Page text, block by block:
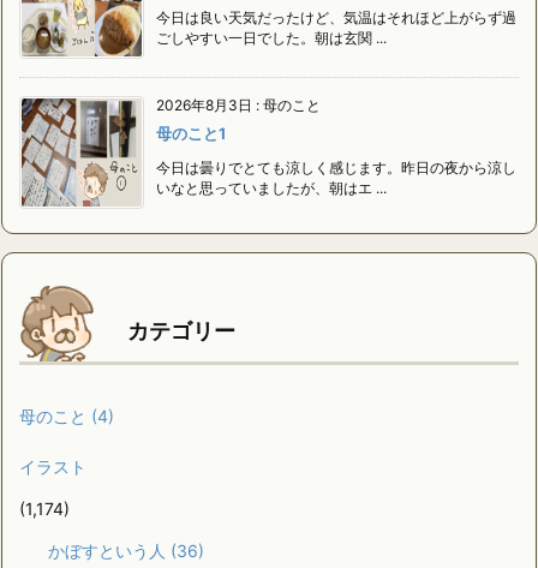
今日は良い天気だったけど、気温はそれほど上がらず過
ごしやすい一日でした。朝は玄関 ...
2026年8月3日 : 母のこと
母のこと1
今日は曇りでとても涼しく感じます。昨日の夜から涼し
いなと思っていましたが、朝はエ ...
カテゴリー
母のこと (4)
イラスト
(1,174)
かぼすという人 (36)